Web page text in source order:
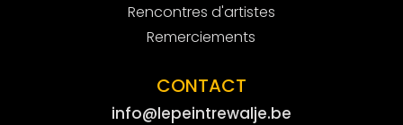
Rencontres d'artistes
Remerciements
CONTACT
info@lepeintrewalje.be